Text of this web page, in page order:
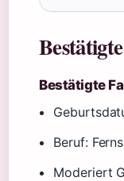
Bestätigte
Beruf:
Moderiert